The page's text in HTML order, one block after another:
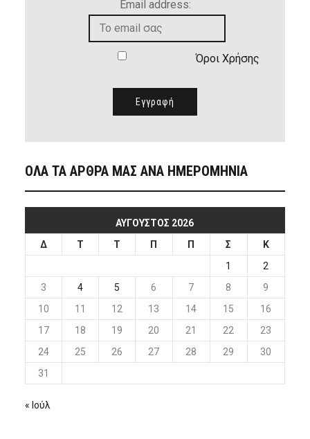
Email address:
Όροι Χρήσης
ΟΛΑ ΤΑ ΑΡΘΡΑ ΜΑΣ ΑΝΑ ΗΜΕΡΟΜΗΝΙΑ
ΑΎΓΟΥΣΤΟΣ 2026
Δ
Τ Τ Π Π Σ
Κ
1
2
3
4 5 6 7 8
9
10
11 12 13 14 15
16
17
18 19 20 21 22
23
24
25 26 27 28 29
30
31
« Ιούλ